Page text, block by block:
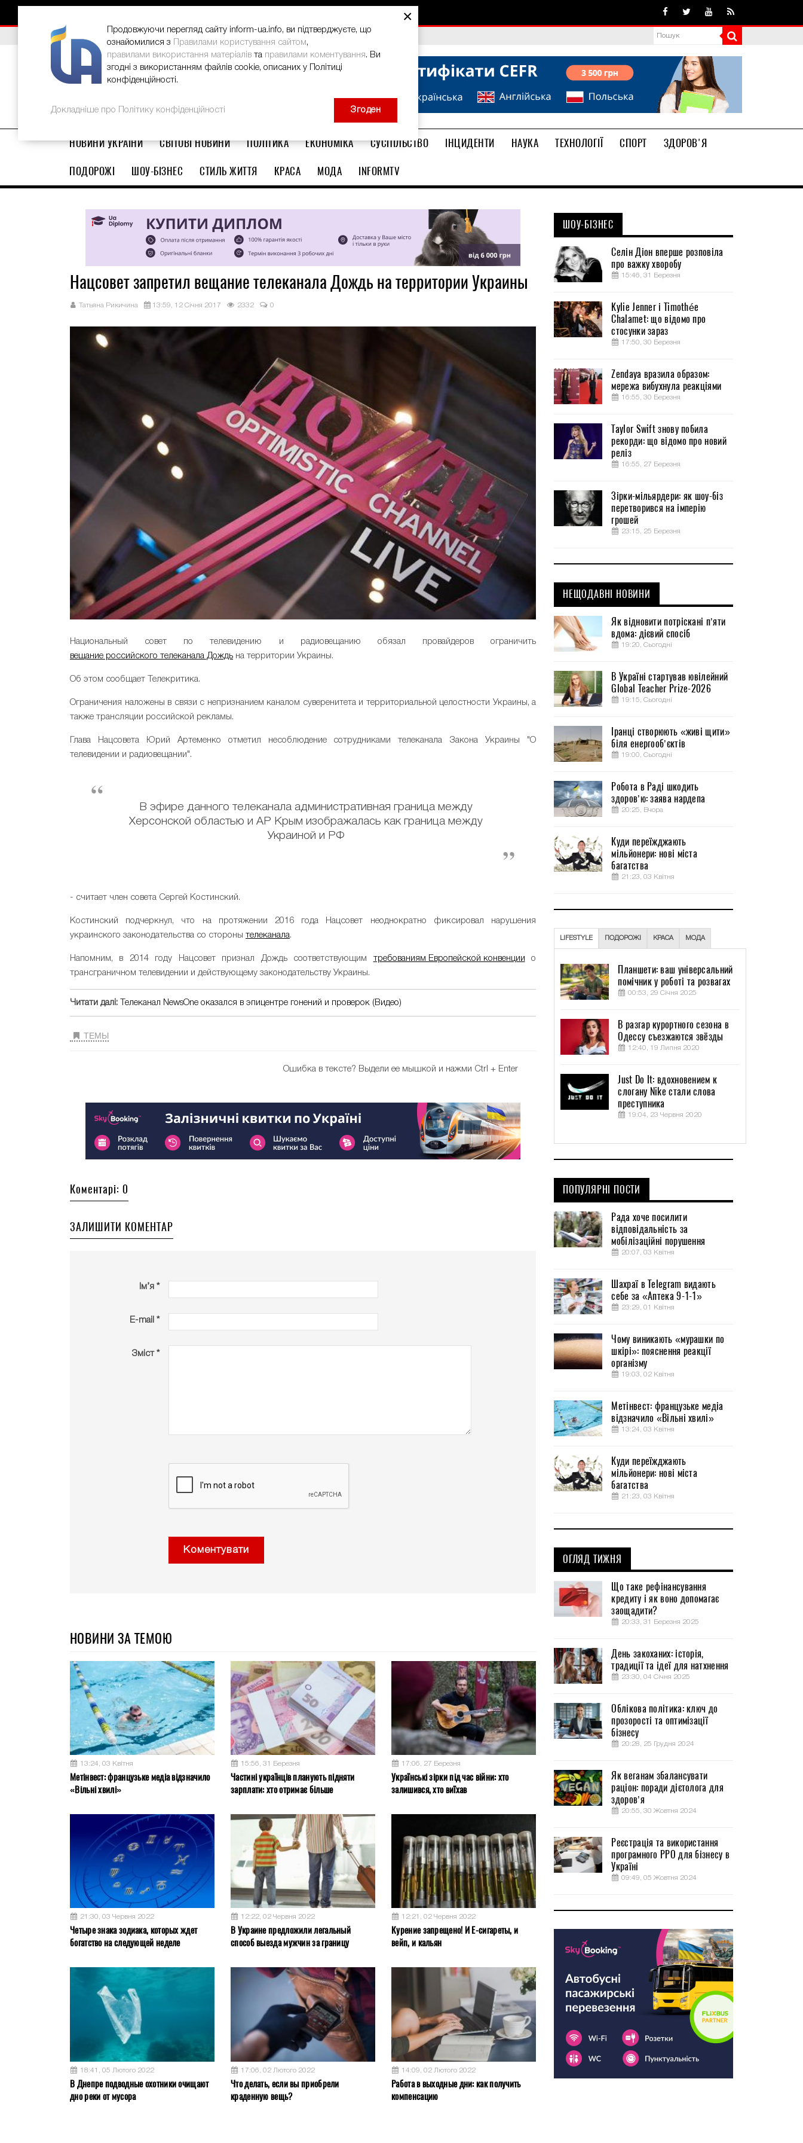
ВИБІР РЕДАКЦІЇ В Україні стартував ювілейний Global Teacher Prize-2026
НОВИНИ УКРАЇНИ СВІТОВІ НОВИНИ ПОЛІТИКА ЕКОНОМІКА СУСПІЛЬСТВО ІНЦИДЕНТИ НАУКА ТЕХНОЛОГІЇ СПОРТ
ЗДОРОВ'Я
ПОДОРОЖІ
ШОУ-БІЗНЕС СТИЛЬ ЖИТТЯ КРАСА МОДА INFORMTV
Нацсовет запретил вещание телеканала Дождь на территории Украины
Татьяна Рикичина 13:59, 12 Січня 2017 2332 0
Национальный совет по телевидению и радиовещанию обязал провайдеров ограничить
вещание российского телеканала Дождь на территории Украины.
Об этом сообщает Телекритика.
Ограничения наложены в связи с непризнанием каналом суверенитета и территориальной целостности Украины, а
также трансляции российской рекламы.
Глава Нацсовета Юрий Артеменко отметил несоблюдение сотрудниками телеканала Закона Украины "О
телевидении и радиовещании".
В эфире данного телеканала административная граница между
Херсонской областью и АР Крым изображалась как граница между
Украиной и РФ
- считает член совета Сергей Костинский.
Костинский подчеркнул, что на протяжении 2016 года Нацсовет неоднократно фиксировал нарушения
украинского законодательства со стороны телеканала.
Напомним, в 2014 году Нацсовет признал Дождь соответствующим требованиям Европейской конвенции о
трансграничном телевидении и действующему законодательству Украины.
Читати далі: Телеканал NewsOne оказался в эпицентре гонений и проверок (Видео)
ТЕМЫ
Ошибка в тексте? Выдели ее мышкой и нажми Ctrl + Enter
Коментарі: 0
ЗАЛИШИТИ КОМЕНТАР
Ім’я *
E-mail *
Зміст *
Коментувати
НОВИНИ ЗА ТЕМОЮ
13:24, 03 Квітня
Метінвест: французьке медіа відзначило
«Вільні хвилі»
15:56, 31 Березня
Частині українців планують підняти
зарплати: хто отримає більше
17:06, 27 Березня
Українські зірки під час війни: хто
залишився, хто виїхав
21:30, 03 Червня 2022
Четыре знака зодиака, которых ждет
богатство на следующей неделе
12:22, 02 Червня 2022
В Украине предложили легальный
способ выезда мужчин за границу
12:21, 02 Червня 2022
Курение запрещено! И Е-сигареты, и
вейп, и кальян
18:41, 05 Лютого 2022
В Днепре подводные охотники очищают
дно реки от мусора
17:06, 02 Лютого 2022
Что делать, если вы приобрели
краденную вещь?
14:09, 02 Лютого 2022
Работа в выходные дни: как получить
компенсацию
ШОУ-БІЗНЕС
Селін Діон вперше розповіла
про важку хворобу
15:46, 31 Березня
Kylie Jenner і Timothée
Chalamet: що відомо про
стосунки зараз
17:50, 30 Березня
Zendaya вразила образом:
мережа вибухнула реакціями
16:55, 30 Березня
Taylor Swift знову побила
рекорди: що відомо про новий
реліз
16:55, 27 Березня
Зірки-мільярдери: як шоу-біз
перетворився на імперію
грошей
23:15, 25 Березня
НЕЩОДАВНІ НОВИНИ
Як відновити потріскані п’яти
вдома: дієвий спосіб
19:20, Сьогодні
В Україні стартував ювілейний
Global Teacher Prize-2026
19:15, Сьогодні
Іранці створюють «живі щити»
біля енергооб’єктів
19:00, Сьогодні
Робота в Раді шкодить
здоров’ю: заява нардепа
20:25, Вчора
Куди переїжджають
мільйонери: нові міста
багатства
21:23, 03 Квітня
LIFESTYLE ПОДОРОЖІ КРАСА МОДА
Планшети: ваш універсальний
помічник у роботі та розвагах
00:53, 29 Січня 2025
В разгар курортного сезона в
Одессу съезжаются звёзды
12:40, 19 Липня 2020
Just Do It: вдохновением к
слогану Nike стали слова
преступника
19:04, 23 Червня 2020
ПОПУЛЯРНІ ПОСТИ
Рада хоче посилити
відповідальність за
мобілізаційні порушення
20:07, 03 Квітня
Шахраї в Telegram видають
себе за «Аптека 9-1-1»
23:29, 01 Квітня
Чому виникають «мурашки по
шкірі»: пояснення реакції
організму
19:03, 02 Квітня
Метінвест: французьке медіа
відзначило «Вільні хвилі»
13:24, 03 Квітня
Куди переїжджають
мільйонери: нові міста
багатства
21:23, 03 Квітня
ОГЛЯД ТИЖНЯ
Що таке рефінансування
кредиту і як воно допомагає
заощадити?
20:33, 31 Березня 2025
День закоханих: історія,
традиції та ідеї для натхнення
23:30, 04 Січня 2025
Облікова політика: ключ до
прозорості та оптимізації
бізнесу
20:28, 25 Грудня 2024
Як веганам збалансувати
раціон: поради дієтолога для
здоров’я
20:55, 30 Жовтня 2024
Реєстрація та використання
програмного РРО для бізнесу в
Україні
09:49, 05 Жовтня 2024
×
Продовжуючи перегляд сайту inform-ua.info, ви підтверджуєте, що
ознайомилися з
Правилами користування сайтом,
правилами використання матеріалів та правилами коментування. Ви
згодні з використанням файлів cookie, описаних у Політиці
конфіденційності.
Докладніше про Політику конфіденційності Згоден